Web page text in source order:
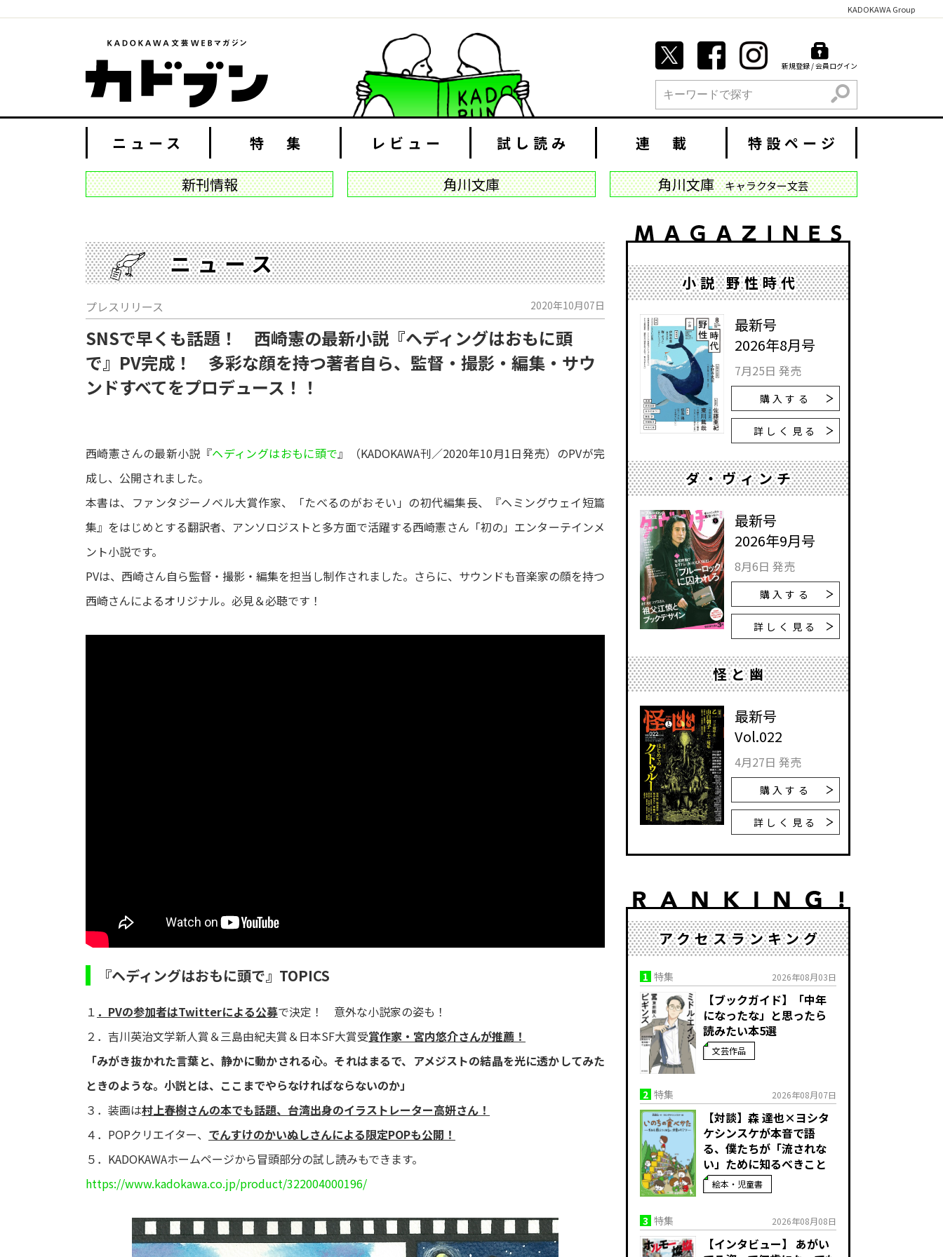
KADOKAWA Group
新規登録 / 会員ログイン
検索
ニュース 特 集 レビュー 試し読み 連 載 特設ページ
新刊情報 角川文庫 角川文庫 キャラクター文芸
ニュース
プレスリリース 2020年10月07日
SNSで早くも話題！ 西崎憲の最新小説『ヘディングはおもに頭
で』PV完成！ 多彩な顔を持つ著者自ら、監督・撮影・編集・サウ
ンドすべてをプロデュース！！
西崎憲さんの最新小説『ヘディングはおもに頭で』（KADOKAWA刊／2020年10月1日発売）のPVが完
成し、公開されました。
本書は、ファンタジーノベル大賞作家、「たべるのがおそい」の初代編集長、『ヘミングウェイ短篇
集』をはじめとする翻訳者、アンソロジストと多方面で活躍する西崎憲さん「初の」エンターテインメ
ント小説です。
PVは、西崎さん自ら監督・撮影・編集を担当し制作されました。さらに、サウンドも音楽家の顔を持つ
西崎さんによるオリジナル。必見＆必聴です！
『ヘディングはおもに頭で』TOPICS
１ ．PVの参加者はTwitterによる公募で決定！ 意外な小説家の姿も！
２．吉川英治文学新人賞＆三島由紀夫賞＆日本SF大賞受賞作家・宮内悠介さんが推薦！
「みがき抜かれた言葉と、静かに動かされる心。それはまるで、アメジストの結晶を光に透かしてみた
ときのような。小説とは、ここまでやらなければならないのか」
３．装画は村上春樹さんの本でも話題、台湾出身のイラストレーター高妍さん！
４．POPクリエイター、 でんすけのかいぬしさんによる限定POPも公開！
５．KADOKAWAホームページから冒頭部分の試し読みもできます。
https://www.kadokawa.co.jp/product/322004000196/
小説 野性時代
最新号
2026年8月号
7月25日 発売
購入する
詳しく見る
ダ・ヴィンチ
最新号
2026年9月号
8月6日 発売
購入する
詳しく見る
怪と幽
最新号
Vol.022
4月27日 発売
購入する
詳しく見る
アクセスランキング
1 特集 2026年08月03日
【ブックガイド】「中年
になったな」と思ったら
読みたい本5選
文芸作品
2 特集 2026年08月07日
【対談】森 達也×ヨシタ
ケシンスケが本音で語
る、僕たちが「流されな
い」ために知るべきこと
絵本・児童書
3 特集 2026年08月08日
【インタビュー】 あがい